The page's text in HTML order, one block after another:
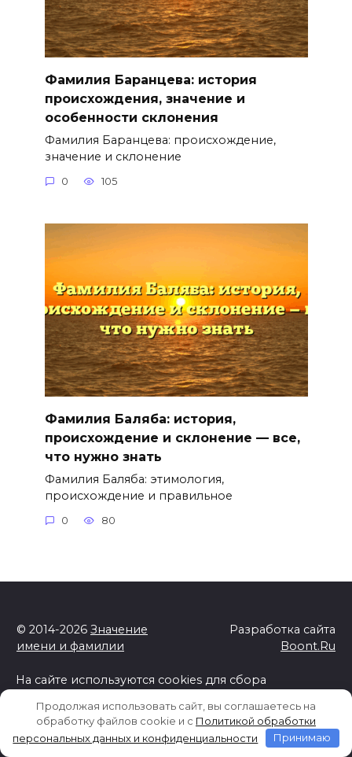
Фамилия Баранцева: история
происхождения, значение и
особенности склонения
Фамилия Баранцева: происхождение,
значение и склонение
0 105
Фамилия Баляба: история,
происхождение и склонение — все,
что нужно знать
Фамилия Баляба: этимология,
происхождение и правильное
0 80
© 2014-2026 Значение
имени и фамилии
Разработка сайта
Boont.Ru
На сайте используются cookies для сбора
Используя данный веб-сайт вы выражаете свое
согласие с Политикой обработки персональных
данных и конфиденциальности
Продолжая использовать сайт, вы соглашаетесь на
обработку файлов cookie и c Политикой обработки
персональных данных и конфиденциальности
Принимаю